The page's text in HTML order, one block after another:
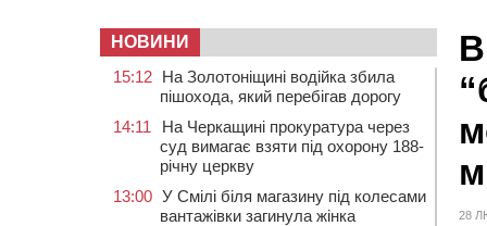
28
НОВИНИ
15:12 На Золотоніщині водійка збила
пішохода, який перебігав дорогу
14:11
На Черкащині прокуратура через
суд вимагає взяти під охорону 188-
річну церкву
13:00 У Смілі біля магазину під колесами
вантажівки загинула жінка